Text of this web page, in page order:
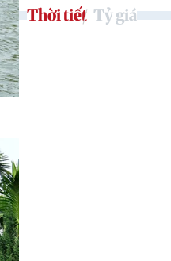
Thời tiết Tỷ giá